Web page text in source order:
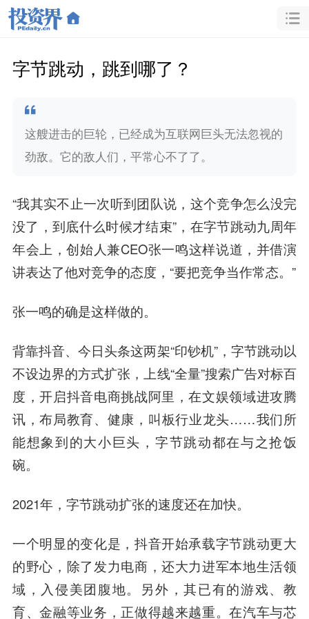
字节跳动，跳到哪了？
这艘进击的巨轮，已经成为互联网巨头无法忽视的
劲敌。它的敌人们，平常心不了了。
“我其实不止一次听到团队说，这个竞争怎么没完
没了，到底什么时候才结束”，在字节跳动九周年
年会上，创始人兼CEO张一鸣这样说道，并借演
讲表达了他对竞争的态度，“要把竞争当作常态。”
张一鸣的确是这样做的。
背靠抖音、今日头条这两架“印钞机”，字节跳动以
不设边界的方式扩张，上线“全量”搜索广告对标百
度，开启抖音电商挑战阿里，在文娱领域进攻腾
讯，布局教育、健康，叫板行业龙头……我们所
能想象到的大小巨头，字节跳动都在与之抢饭
碗。
2021年，字节跳动扩张的速度还在加快。
一个明显的变化是，抖音开始承载字节跳动更大
的野心，除了发力电商，还大力进军本地生活领
域，入侵美团腹地。另外，其已有的游戏、教
育、金融等业务，正做得越来越重。在汽车与芯